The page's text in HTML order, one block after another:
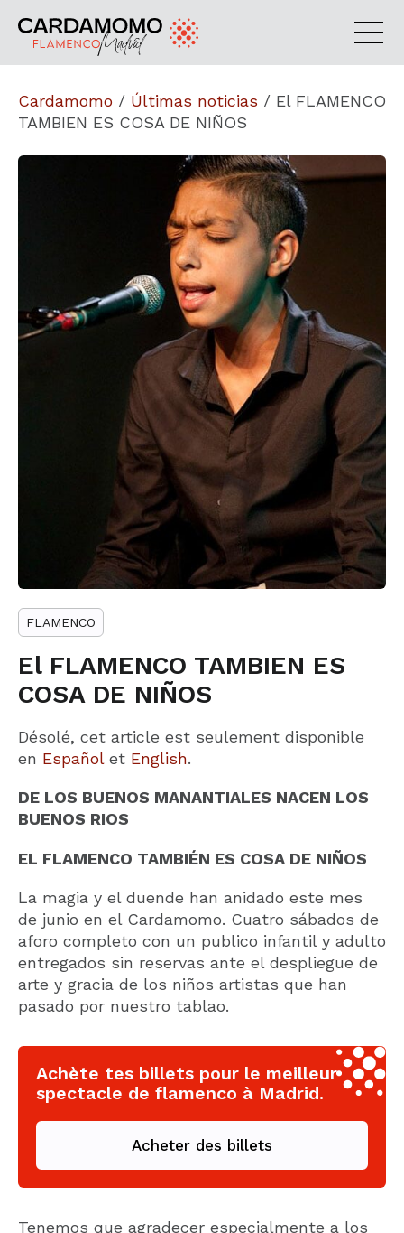
Cardamomo / Últimas noticias / El FLAMENCO
TAMBIEN ES COSA DE NIÑOS
FLAMENCO
El FLAMENCO TAMBIEN ES
COSA DE NIÑOS
Désolé, cet article est seulement disponible
en Españolet English.
DE LOS BUENOS MANANTIALES NACEN LOS
BUENOS RIOS
EL FLAMENCO TAMBIÉN ES COSA DE NIÑOS
La magia y el duende han anidado este mes
de junio en el Cardamomo. Cuatro sábados de
aforo completo con un publico infantil y adulto
entregados sin reservas ante el despliegue de
arte y gracia de los niños artistas que han
pasado por nuestro tablao.
Achète tes billets pour le meilleur
spectacle de flamenco à Madrid.
Acheter des billets
Tenemos que agradecer especialmente a los